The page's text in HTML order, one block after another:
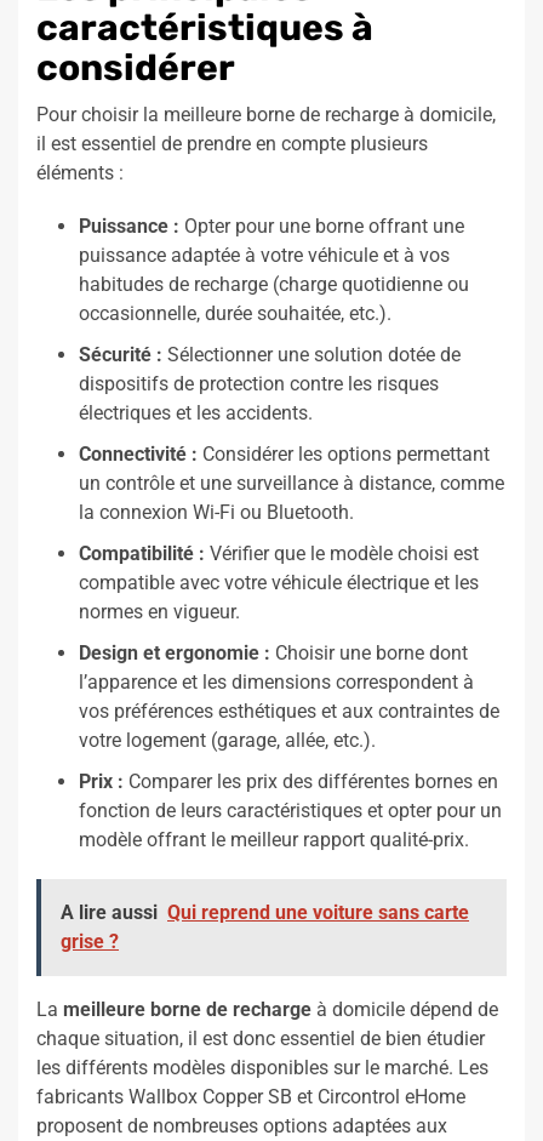
caractéristiques à
considérer
Pour choisir la meilleure borne de recharge à domicile,
il est essentiel de prendre en compte plusieurs
éléments :
Puissance : Opter pour une borne offrant une
puissance adaptée à votre véhicule et à vos
habitudes de recharge (charge quotidienne ou
occasionnelle, durée souhaitée, etc.).
Sécurité : Sélectionner une solution dotée de
dispositifs de protection contre les risques
électriques et les accidents.
Connectivité : Considérer les options permettant
un contrôle et une surveillance à distance, comme
la connexion Wi-Fi ou Bluetooth.
Compatibilité : Vérifier que le modèle choisi est
compatible avec votre véhicule électrique et les
normes en vigueur.
Design et ergonomie : Choisir une borne dont
l’apparence et les dimensions correspondent à
vos préférences esthétiques et aux contraintes de
votre logement (garage, allée, etc.).
Prix : Comparer les prix des différentes bornes en
fonction de leurs caractéristiques et opter pour un
modèle offrant le meilleur rapport qualité-prix.
A lire aussi Qui reprend une voiture sans carte
grise ?
La meilleure borne de recharge à domicile dépend de
chaque situation, il est donc essentiel de bien étudier
les différents modèles disponibles sur le marché. Les
fabricants Wallbox Copper SB et Circontrol eHome
proposent de nombreuses options adaptées aux